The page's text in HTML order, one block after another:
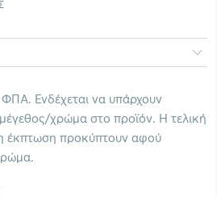
ΦΠΑ. Ενδέχεται να υπάρχουν
χρώμα στο προϊόν. Η τελική
έκπτωση προκύπτουν αφού